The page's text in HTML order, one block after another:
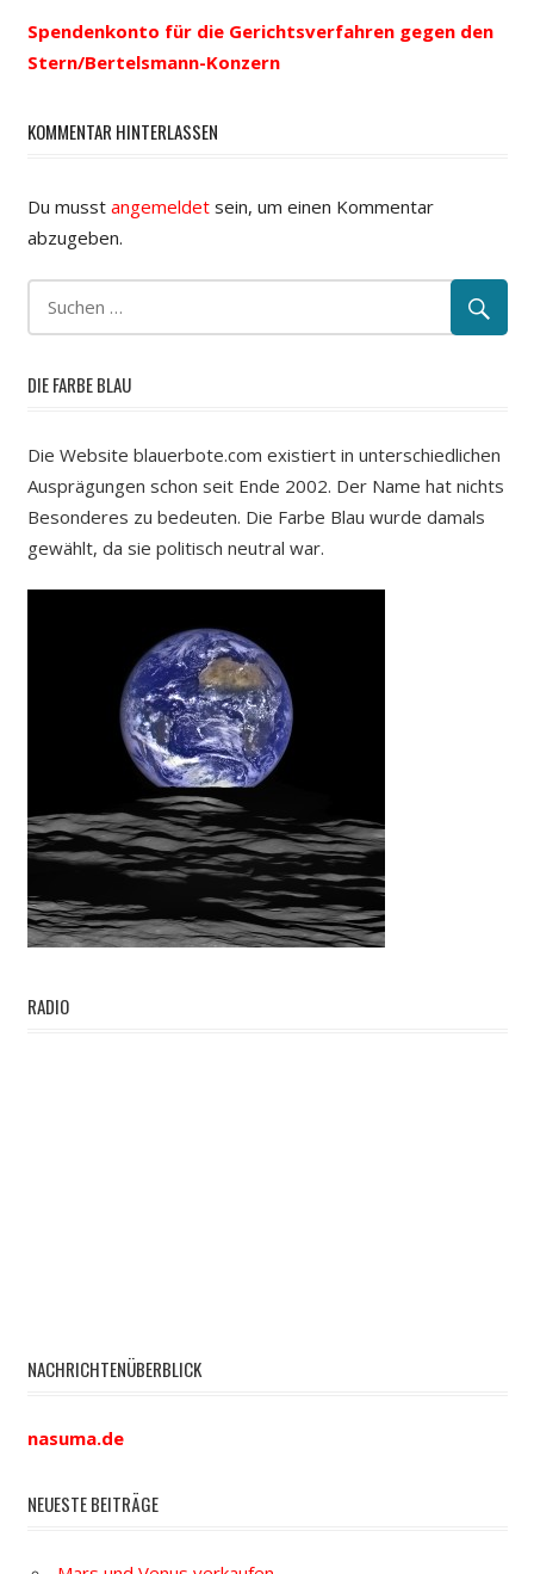
Navigation
Spendenkonto für die Gerichtsverfahren gegen den
Stern/Bertelsmann-Konzern
KOMMENTAR HINTERLASSEN
Du musst angemeldetsein, um einen Kommentar
abzugeben.
DIE FARBE BLAU
Die Website blauerbote.com existiert in unterschiedlichen
Ausprägungen schon seit Ende 2002. Der Name hat nichts
Besonderes zu bedeuten. Die Farbe Blau wurde damals
gewählt, da sie politisch neutral war.
RADIO
NACHRICHTENÜBERBLICK
nasuma.de
NEUESTE BEITRÄGE